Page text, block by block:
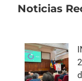
Noticias